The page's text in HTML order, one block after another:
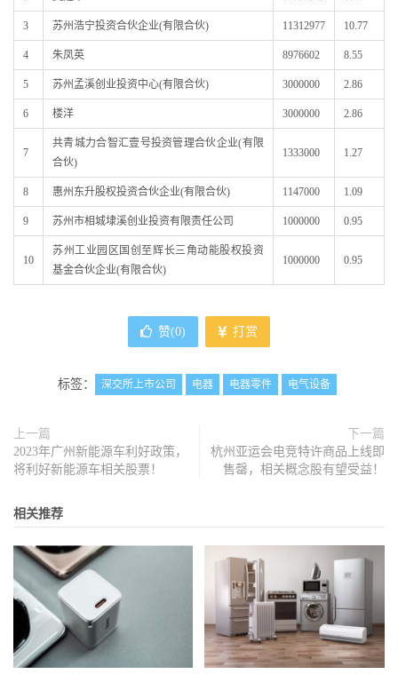
3 苏州浩宁投资合伙企业(有限合伙) 11312977 10.77
4 朱凤英 8976602 8.55
5 苏州孟溪创业投资中心(有限合伙) 3000000 2.86
6 楼洋 3000000 2.86
7
共青城力合智汇壹号投资管理合伙企业(有限
合伙)
1333000 1.27
8 惠州东升股权投资合伙企业(有限合伙) 1147000 1.09
9 苏州市相城埭溪创业投资有限责任公司 1000000 0.95
10
苏州工业园区国创至辉长三角动能股权投资
基金合伙企业(有限合伙)
1000000 0.95
赞(0) 打赏
标签： 深交所上市公司 电器 电器零件 电气设备
上一篇
2023年广州新能源车利好政策，
将利好新能源车相关股票！
下一篇
杭州亚运会电竞特许商品上线即
售罄，相关概念股有望受益！
相关推荐